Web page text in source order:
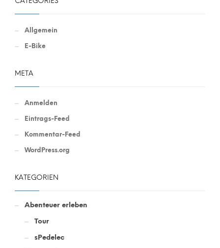
Allgemein
E-Bike
META
Anmelden
Eintrags-Feed
Kommentar-Feed
WordPress.org
KATEGORIEN
Abenteuer erleben
Tour
sPedelec